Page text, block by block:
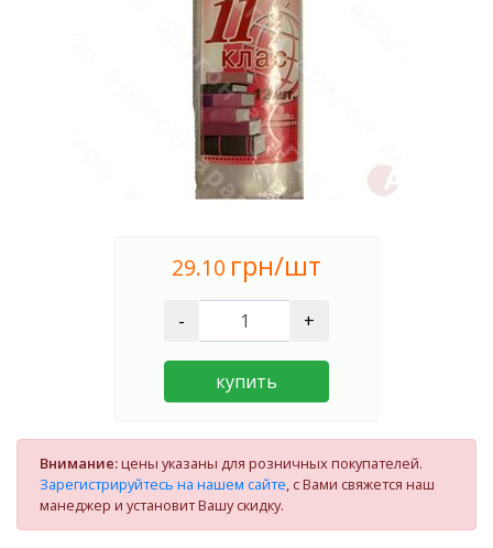
29.10 грн/шт
- +
купить
Внимание:цены указаны для розничных покупателей.
Зарегистрируйтесь на нашем сайте, с Вами свяжется наш
манеджер и установит Вашу скидку.